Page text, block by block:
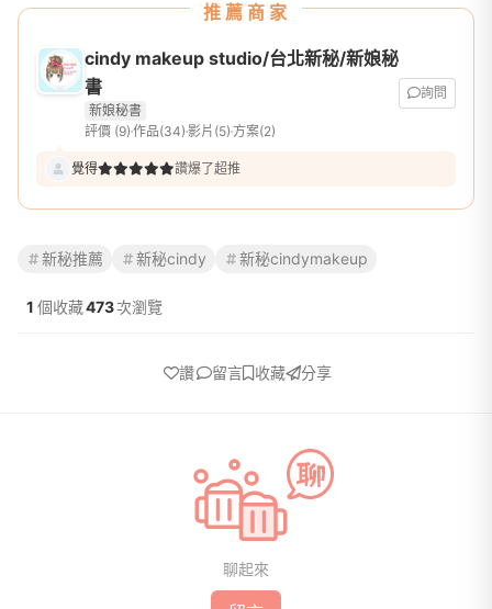
推薦商家
cindy makeup studio/台北新秘/新娘秘
書
新娘秘書
評價 (9) 作品(34) 影片(5) 方案(2)
詢問
覺得 讚爆了超推
新秘推薦 新秘cindy 新秘cindymakeup
1 個收藏473次瀏覽
讚 留言 收藏 分享
聊起來